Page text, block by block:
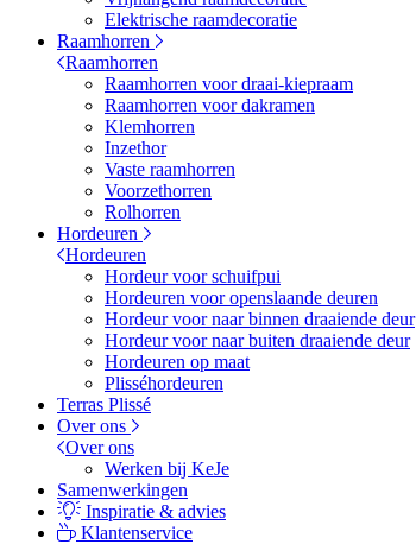
Elektrische raamdecoratie
Raamhorren
Raamhorren
Raamhorren voor draai-kiepraam
Raamhorren voor dakramen
Klemhorren
Inzethor
Vaste raamhorren
Voorzethorren
Rolhorren
Hordeuren
Hordeuren
Hordeur voor schuifpui
Hordeuren voor openslaande deuren
Hordeur voor naar binnen draaiende deur
Hordeur voor naar buiten draaiende deur
Hordeuren op maat
Plisséhordeuren
Terras Plissé
Over ons
Over ons
Werken bij KeJe
Samenwerkingen
Inspiratie & advies
Klantenservice